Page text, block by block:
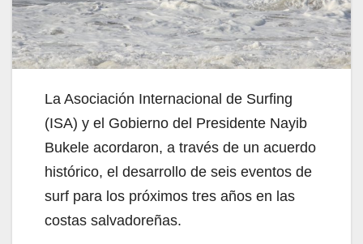
La Asociación Internacional de Surfing
(ISA) y el Gobierno del Presidente Nayib
Bukele acordaron, a través de un acuerdo
histórico, el desarrollo de seis eventos de
surf para los próximos tres años en las
costas salvadoreñas.